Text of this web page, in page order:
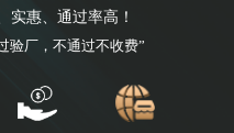
实惠、通过率高！
验厂，不通过不收费”